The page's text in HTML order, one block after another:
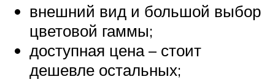
внешний вид и большой выбор
цветовой гаммы;
доступная цена – стоит
дешевле остальных;